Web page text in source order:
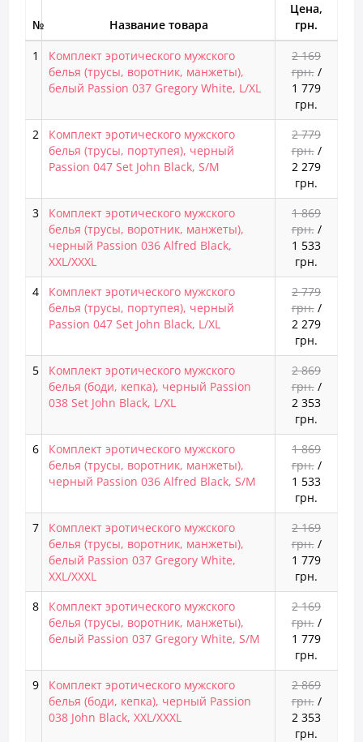
№ Название товара
Цена,
грн.
1
Комплект эротического мужского
белья (трусы, воротник, манжеты),
белый Passion 037 Gregory White, L/XL
2 169
грн./
1 779
грн.
2
Комплект эротического мужского
белья (трусы, портупея), черный
Passion 047 Set John Black, S/M
2 779
грн./
2 279
грн.
3
Комплект эротического мужского
белья (трусы, воротник, манжеты),
черный Passion 036 Alfred Black,
XXL/XXXL
1 869
грн./
1 533
грн.
4
Комплект эротического мужского
белья (трусы, портупея), черный
Passion 047 Set John Black, L/XL
2 779
грн./
2 279
грн.
5
Комплект эротического мужского
белья (боди, кепка), черный Passion
038 Set John Black, L/XL
2 869
грн./
2 353
грн.
6
Комплект эротического мужского
белья (трусы, воротник, манжеты),
черный Passion 036 Alfred Black, S/M
1 869
грн./
1 533
грн.
7
Комплект эротического мужского
белья (трусы, воротник, манжеты),
белый Passion 037 Gregory White,
XXL/XXXL
2 169
грн./
1 779
грн.
8
Комплект эротического мужского
белья (трусы, воротник, манжеты),
белый Passion 037 Gregory White, S/M
2 169
грн./
1 779
грн.
9
Комплект эротического мужского
белья (боди, кепка), черный Passion
038 John Black, XXL/XXXL
2 869
грн./
2 353
грн.